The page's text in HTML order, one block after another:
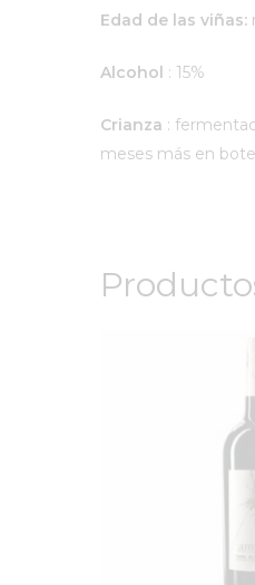
Edad de las viñas:
Alcohol : 15%
Crianza :
meses más en